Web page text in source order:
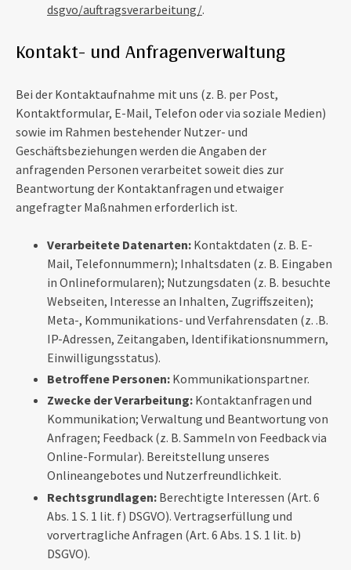
dsgvo/auftragsverarbeitung/.
Kontakt- und Anfragenverwaltung
Bei der Kontaktaufnahme mit uns (z. B. per Post,
Kontaktformular, E-Mail, Telefon oder via soziale Medien)
sowie im Rahmen bestehender Nutzer- und
Geschäftsbeziehungen werden die Angaben der
anfragenden Personen verarbeitet soweit dies zur
Beantwortung der Kontaktanfragen und etwaiger
angefragter Maßnahmen erforderlich ist.
Verarbeitete Datenarten: Kontaktdaten (z. B. E-
Mail, Telefonnummern); Inhaltsdaten (z. B. Eingaben
in Onlineformularen); Nutzungsdaten (z. B. besuchte
Webseiten, Interesse an Inhalten, Zugriffszeiten);
Meta-, Kommunikations- und Verfahrensdaten (z. .B.
IP-Adressen, Zeitangaben, Identifikationsnummern,
Einwilligungsstatus).
Betroffene Personen: Kommunikationspartner.
Zwecke der Verarbeitung: Kontaktanfragen und
Kommunikation; Verwaltung und Beantwortung von
Anfragen; Feedback (z. B. Sammeln von Feedback via
Online-Formular). Bereitstellung unseres
Onlineangebotes und Nutzerfreundlichkeit.
Rechtsgrundlagen: Berechtigte Interessen (Art. 6
Abs. 1 S. 1 lit. f) DSGVO). Vertragserfüllung und
vorvertragliche Anfragen (Art. 6 Abs. 1 S. 1 lit. b)
DSGVO).